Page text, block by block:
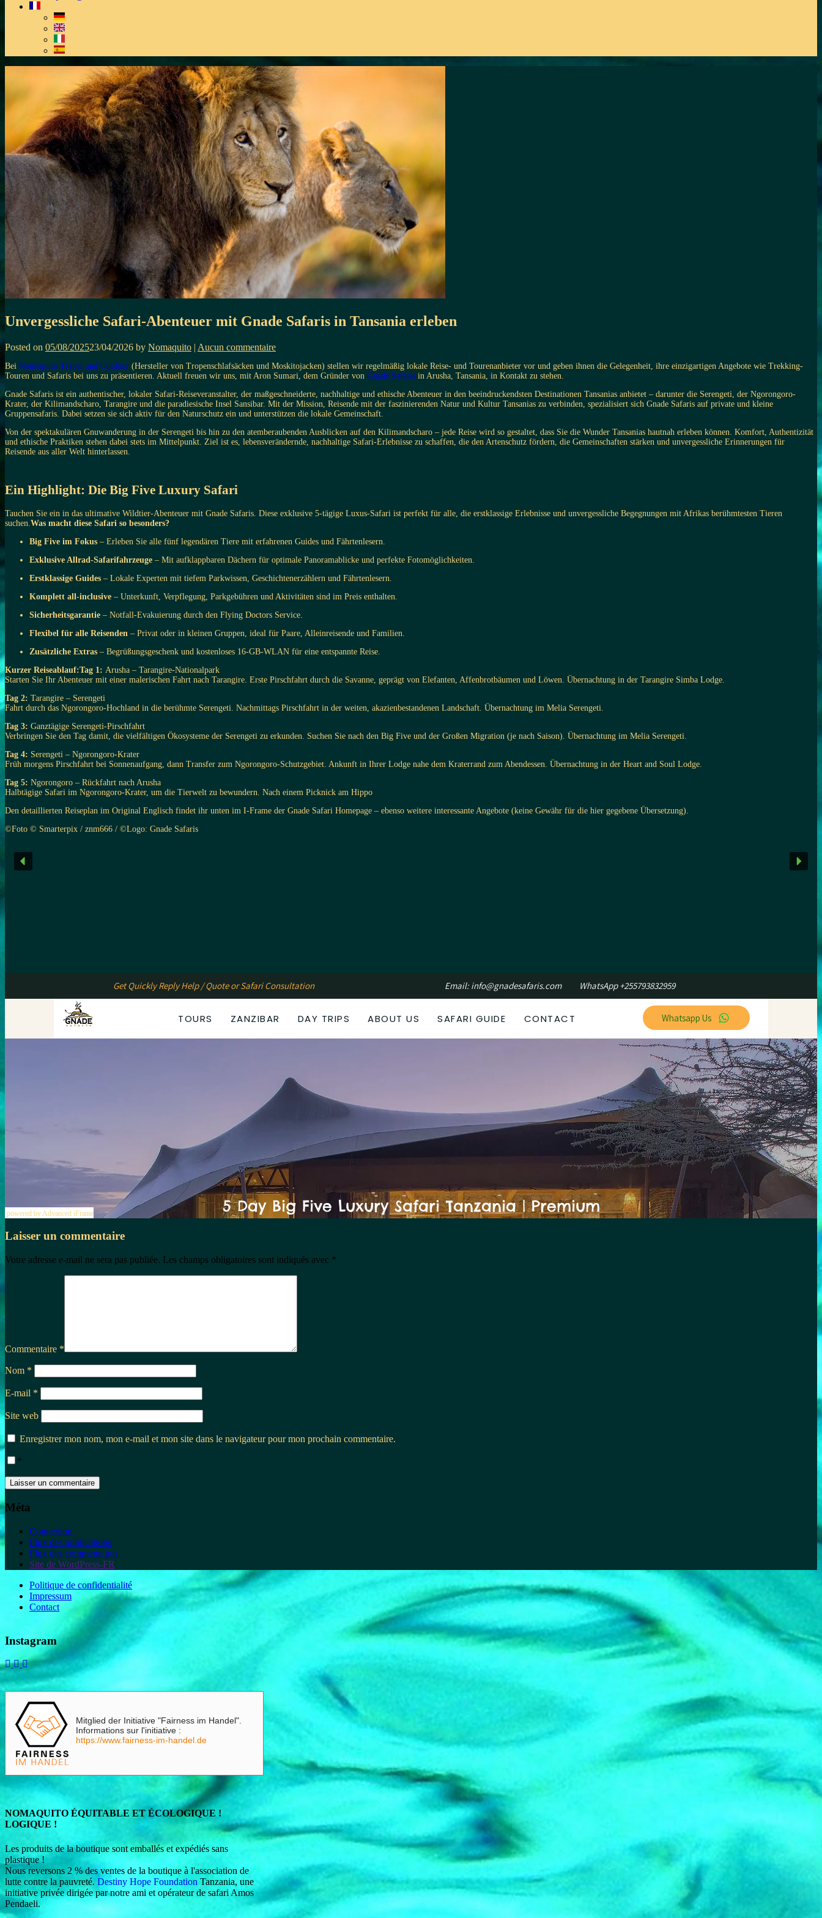
Unvergessliche Safari-Abenteuer mit Gnade Safaris in Tansania erleben
Posted on 05/08/202523/04/2026 by Nomaquito | Aucun commentaire
Bei Nomaquito Travel und Outdoor (Hersteller von Tropenschlafsäcken und Moskitojacken) stellen wir regelmäßig lokale Reise- und Tourenanbieter vor und geben ihnen die Gelegenheit, ihre einzigartigen Angebote wie Trekking-
Touren und Safaris bei uns zu präsentieren. Aktuell freuen wir uns, mit Aron Sumari, dem Gründer von Gnade Safaris in Arusha, Tansania, in Kontakt zu stehen.
Gnade Safaris ist ein authentischer, lokaler Safari-Reiseveranstalter, der maßgeschneiderte, nachhaltige und ethische Abenteuer in den beeindruckendsten Destinationen Tansanias anbietet – darunter die Serengeti, der Ngorongoro-
Krater, der Kilimandscharo, Tarangire und die paradiesische Insel Sansibar. Mit der Mission, Reisende mit der faszinierenden Natur und Kultur Tansanias zu verbinden, spezialisiert sich Gnade Safaris auf private und kleine
Gruppensafaris. Dabei setzen sie sich aktiv für den Naturschutz ein und unterstützen die lokale Gemeinschaft.
Von der spektakulären Gnuwanderung in der Serengeti bis hin zu den atemberaubenden Ausblicken auf den Kilimandscharo – jede Reise wird so gestaltet, dass Sie die Wunder Tansanias hautnah erleben können. Komfort, Authentizität
und ethische Praktiken stehen dabei stets im Mittelpunkt. Ziel ist es, lebensverändernde, nachhaltige Safari-Erlebnisse zu schaffen, die den Artenschutz fördern, die Gemeinschaften stärken und unvergessliche Erinnerungen für
Reisende aus aller Welt hinterlassen.
Ein Highlight: Die Big Five Luxury Safari
Tauchen Sie ein in das ultimative Wildtier-Abenteuer mit Gnade Safaris. Diese exklusive 5-tägige Luxus-Safari ist perfekt für alle, die erstklassige Erlebnisse und unvergessliche Begegnungen mit Afrikas berühmtesten Tieren
suchen. Was macht diese Safari so besonders?
Big Five im Fokus – Erleben Sie alle fünf legendären Tiere mit erfahrenen Guides und Fährtenlesern.
Exklusive Allrad-Safarifahrzeuge – Mit aufklappbaren Dächern für optimale Panoramablicke und perfekte Fotomöglichkeiten.
Erstklassige Guides – Lokale Experten mit tiefem Parkwissen, Geschichtenerzählern und Fährtenlesern.
Komplett all-inclusive – Unterkunft, Verpflegung, Parkgebühren und Aktivitäten sind im Preis enthalten.
Sicherheitsgarantie – Notfall-Evakuierung durch den Flying Doctors Service.
Flexibel für alle Reisenden – Privat oder in kleinen Gruppen, ideal für Paare, Alleinreisende und Familien.
Zusätzliche Extras – Begrüßungsgeschenk und kostenloses 16-GB-WLAN für eine entspannte Reise.
Kurzer Reiseablauf:Tag 1: Arusha – Tarangire-Nationalpark
Starten Sie Ihr Abenteuer mit einer malerischen Fahrt nach Tarangire. Erste Pirschfahrt durch die Savanne, geprägt von Elefanten, Affenbrotbäumen und Löwen. Übernachtung in der Tarangire Simba Lodge.
Tag 2: Tarangire – Serengeti
Fahrt durch das Ngorongoro-Hochland in die berühmte Serengeti. Nachmittags Pirschfahrt in der weiten, akazienbestandenen Landschaft. Übernachtung im Melia Serengeti.
Tag 3: Ganztägige Serengeti-Pirschfahrt
Verbringen Sie den Tag damit, die vielfältigen Ökosysteme der Serengeti zu erkunden. Suchen Sie nach den Big Five und der Großen Migration (je nach Saison). Übernachtung im Melia Serengeti.
Tag 4: Serengeti – Ngorongoro-Krater
Früh morgens Pirschfahrt bei Sonnenaufgang, dann Transfer zum Ngorongoro-Schutzgebiet. Ankunft in Ihrer Lodge nahe dem Kraterrand zum Abendessen. Übernachtung in der Heart and Soul Lodge.
Tag 5: Ngorongoro – Rückfahrt nach Arusha
Halbtägige Safari im Ngorongoro-Krater, um die Tierwelt zu bewundern. Nach einem Picknick am Hippo
Den detaillierten Reiseplan im Original Englisch findet ihr unten im I-Frame der Gnade Safari Homepage – ebenso weitere interessante Angebote (keine Gewähr für die hier gegebene Übersetzung).
©Foto © Smarterpix / znm666 / ©Logo: Gnade Safaris
powered by Advanced iFrame
Laisser un commentaire
Votre adresse e-mail ne sera pas publiée. Les champs obligatoires sont indiqués avec *
Commentaire *
Nom *
E-mail *
Site web
Enregistrer mon nom, mon e-mail et mon site dans le navigateur pour mon prochain commentaire.
*
Méta
Connexion
Flux des publications
Flux des commentaires
Site de WordPress-FR
Politique de confidentialité
Impressum
Contact
Instagram
Mitglied der Initiative "Fairness im Handel".
Informations sur l'initiative :
https://www.fairness-im-handel.de
NOMAQUITO ÉQUITABLE ET ÉCOLOGIQUE !
LOGIQUE !
Les produits de la boutique sont emballés et expédiés sans
plastique !
Nous reversons 2 % des ventes de la boutique à l'association de
lutte contre la pauvreté. Destiny Hope Foundation Tanzania, une
initiative privée dirigée par notre ami et opérateur de safari Amos
Pendaeli.